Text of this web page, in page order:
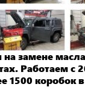
замене
Работаем с
1500 коробок